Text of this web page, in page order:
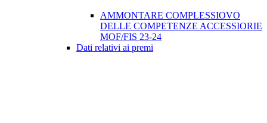
AMMONTARE COMPLESSIOVO
DELLE COMPETENZE ACCESSIORIE
MOF/FIS 23-24
Dati relativi ai premi